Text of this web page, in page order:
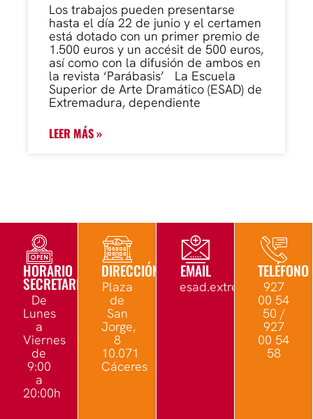
Los trabajos pueden presentarse
hasta el día 22 de junio y el certamen
está dotado con un primer premio de
1.500 euros y un accésit de 500 euros,
así como con la difusión de ambos en
la revista ‘Parábasis’ La Escuela
Superior de Arte Dramático (ESAD) de
Extremadura, dependiente
LEER MÁS »
HORARIO
SECRETARÍA
De
Lunes
a
Viernes
de
9:00
a
20:00h
DIRECCIÓN
Plaza
de
San
Jorge,
8
10.071
Cáceres
EMAIL TELÉFONO
927
00 54
50 /
927
00 54
58